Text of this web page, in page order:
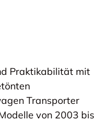
Praktikabilität mit
Transporter
von 2003 bis